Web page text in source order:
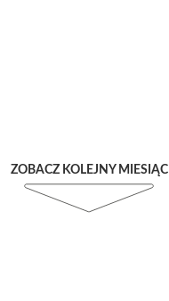
ZOBACZ KOLEJNY MIESIĄC